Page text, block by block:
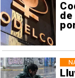
de